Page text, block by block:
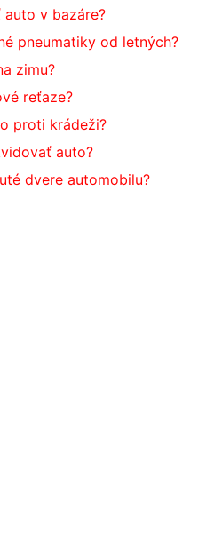
v bazáre?
pneumatiky od letných?
zimu?
reťaze?
proti krádeži?
auto?
dvere automobilu?